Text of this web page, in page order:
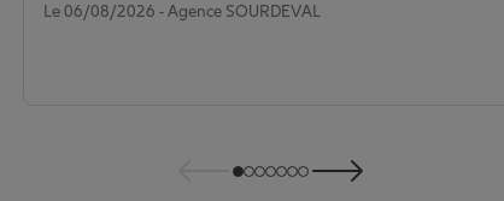
Le 06/08/2026 - Agence SOURDEVAL